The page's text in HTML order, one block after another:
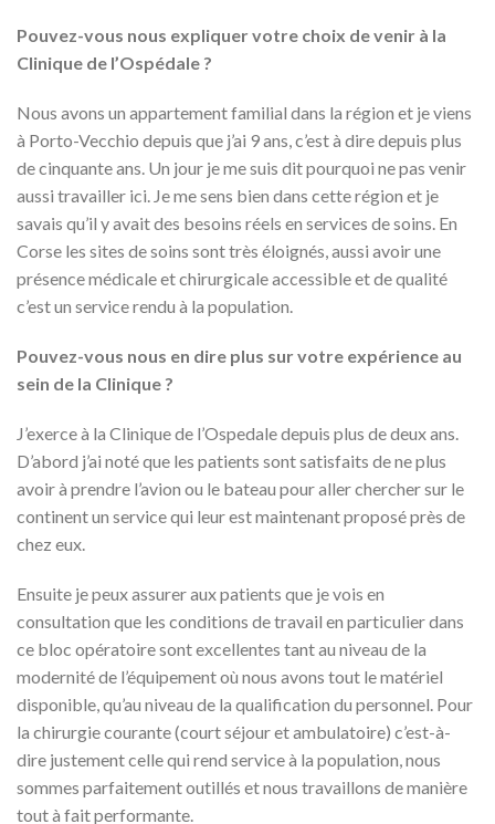
Pouvez-vous nous expliquer votre choix de venir à la
Clinique de l’Ospédale ?
Nous avons un appartement familial dans la région et je viens
à Porto-Vecchio depuis que j’ai 9 ans, c’est à dire depuis plus
de cinquante ans. Un jour je me suis dit pourquoi ne pas venir
aussi travailler ici. Je me sens bien dans cette région et je
savais qu’il y avait des besoins réels en services de soins. En
Corse les sites de soins sont très éloignés, aussi avoir une
présence médicale et chirurgicale accessible et de qualité
c’est un service rendu à la population.
Pouvez-vous nous en dire plus sur votre expérience au
sein de la Clinique ?
J’exerce à la Clinique de l’Ospedale depuis plus de deux ans.
D’abord j’ai noté que les patients sont satisfaits de ne plus
avoir à prendre l’avion ou le bateau pour aller chercher sur le
continent un service qui leur est maintenant proposé près de
chez eux.
Ensuite je peux assurer aux patients que je vois en
consultation que les conditions de travail en particulier dans
ce bloc opératoire sont excellentes tant au niveau de la
modernité de l’équipement où nous avons tout le matériel
disponible, qu’au niveau de la qualification du personnel. Pour
la chirurgie courante (court séjour et ambulatoire) c’est-à-
dire justement celle qui rend service à la population, nous
sommes parfaitement outillés et nous travaillons de manière
tout à fait performante.